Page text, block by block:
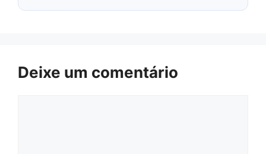
Deixe um comentário